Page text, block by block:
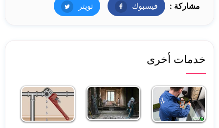
مشاركة : فيسبوك فيسبوكتويتر تويتر
خدمات أخرى